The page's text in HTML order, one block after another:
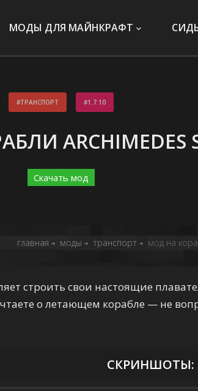
МОДЫ ДЛЯ МАЙНКРАФТ
ТРАНСПОРТ 1.7.10
ARCHIMEDES
Скачать мод
главная ➔ моды ➔ транспорт ➔ мод на
строить свои настоящие
о летающем корабле — не
СКРИНШОТЫ: